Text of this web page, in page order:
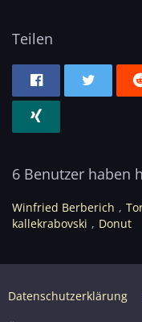
Teilen
6 Benutzer haben
Winfried Berberich
kallekrabovski
Donut
Datenschutzerklärung